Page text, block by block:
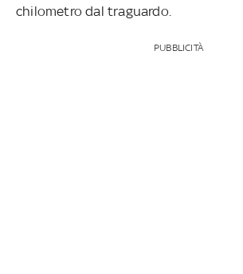
chilometro dal traguardo.
PUBBLICITÀ